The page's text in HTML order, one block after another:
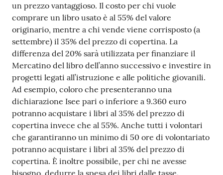
un prezzo vantaggioso. Il costo per chi vuole
comprare un libro usato è al 55% del valore
originario, mentre a chi vende viene corrisposto (a
settembre) il 35% del prezzo di copertina. La
differenza del 20% sarà utilizzata per finanziare il
Mercatino del libro dell’anno successivo e investire in
progetti legati all’istruzione e alle politiche giovanili.
Ad esempio, coloro che presenteranno una
dichiarazione Isee pari o inferiore a 9.360 euro
potranno acquistare i libri al 35% del prezzo di
copertina invece che al 55%. Anche tutti i volontari
che garantiranno un minimo di 50 ore di volontariato
potranno acquistare i libri al 35% del prezzo di
copertina. È inoltre possibile, per chi ne avesse